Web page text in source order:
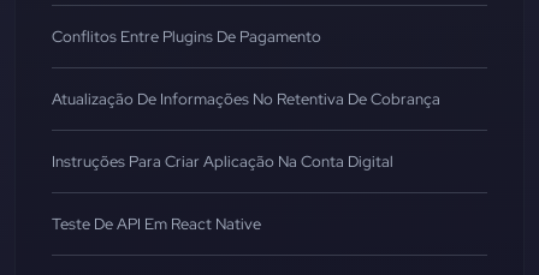
Conflitos Entre Plugins De Pagamento
Atualização De Informações No Retentiva De Cobrança
Instruções Para Criar Aplicação Na Conta Digital
Teste De API Em React Native